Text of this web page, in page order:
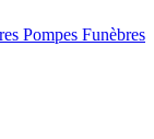
Pompes Funèbres